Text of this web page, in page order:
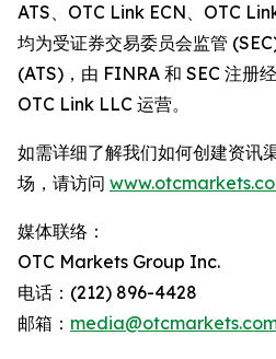
ATS、OTC Link ECN、OTC
均为受证券交易委员会监管
(ATS)，由 FINRA 和 SEC 注册
OTC Link LLC 运营。
如需详细了解我们如何创建资讯
场，请访问
媒体联络：
OTC Markets Group Inc.
电话：(212) 896-4428
邮箱：